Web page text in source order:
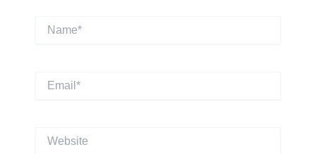
Name*